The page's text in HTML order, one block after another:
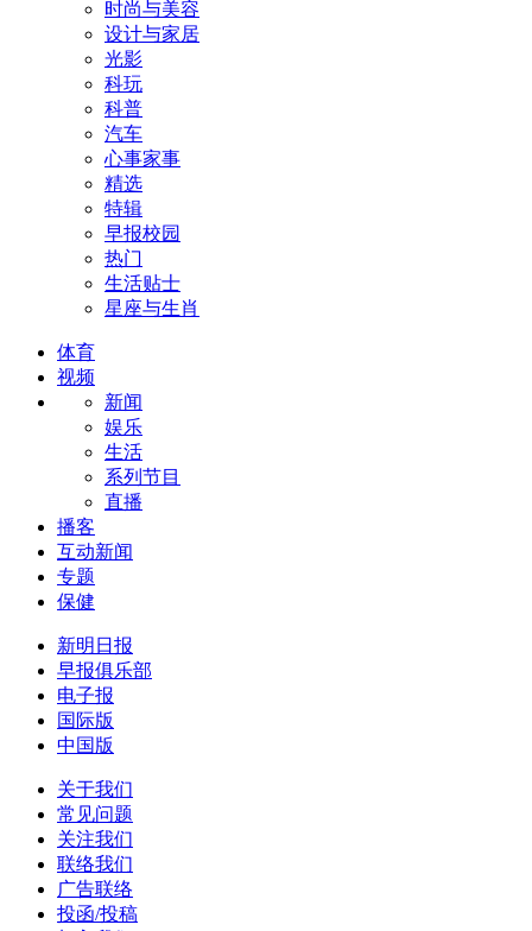
时尚与美容
设计与家居
光影
科玩
科普
汽车
心事家事
精选
特辑
早报校园
热门
生活贴士
星座与生肖
体育
视频
新闻
娱乐
生活
系列节目
直播
播客
互动新闻
专题
保健
新明日报
早报俱乐部
电子报
国际版
中国版
关于我们
常见问题
关注我们
联络我们
广告联络
投函/投稿